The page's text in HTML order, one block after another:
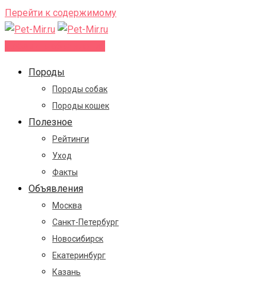
Перейти к содержимому
Породы
Породы собак
Породы кошек
Полезное
Рейтинги
Уход
Факты
Объявления
Москва
Санкт-Петербург
Новосибирск
Екатеринбург
Казань